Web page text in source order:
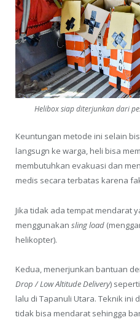
Helibox siap diterjunkan dari
Keuntungan metode ini selain
langsugn ke warga, heli bisa
membutuhkan evakuasi dan
medis secara terbatas karena
Jika tidak ada tempat mendarat
menggunakan sling load
helikopter).
Kedua, menerjunkan bantuan
Drop / Low Altitude Delivery)
lalu di Tapanuli Utara. Teknik
tidak bisa mendarat sehingga